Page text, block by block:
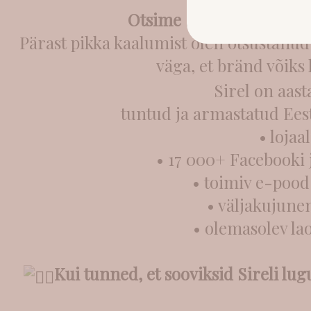
Otsime Sirelile uut
Pärast pikka kaalumist olen
väga, et bränd võiks
Sirel on
tuntud ja armastatud
•
• 17 000+
• toimiv e-
•
• olemasolev
Kui tunned, et sooviksid Sireli